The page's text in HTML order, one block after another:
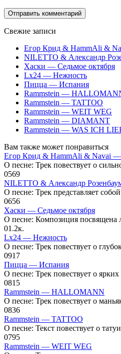
Свежие записи
Егор Крид & HammAli &
NILETTO & Александр
Хаски — Седьмое октября
Lx24 — Нежность
Пицца — Испания
Rammstein —
Rammstein — TATTOO
Rammstein — WEIT WEG
Rammstein — DIAMANT
Rammstein — WAS ICH
Вам также может понравиться
Егор Крид & HammAli & Navai
О песне: Трек повествует о
0569
NILETTO & Александр
О песне: Трек представляет
0656
Хаски — Седьмое октября
О песне: Композиция
01.2к.
Lx24 — Нежность
О песне: Трек повествует о
0917
Пицца — Испания
О песне: Трек повествует о
0815
Rammstein — HALLOMANN
О песне: Трек повествует о
0836
Rammstein — TATTOO
О песне: Текст повествует о
0795
Rammstein — WEIT WEG